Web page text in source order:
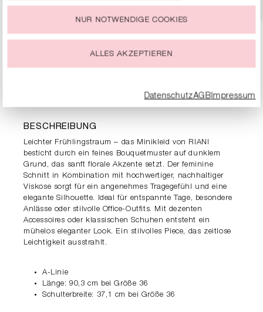
PRODUKTDETAILS
BESCHREIBUNG
Leichter Frühlingstraum – das Minikleid von RIANI
besticht durch ein feines Bouquetmuster auf dunklem
Grund, das sanft florale Akzente setzt. Der feminine
Schnitt in Kombination mit hochwertiger, nachhaltiger
Viskose sorgt für ein angenehmes Tragegefühl und eine
elegante Silhouette. Ideal für entspannte Tage, besondere
Anlässe oder stilvolle Office-Outfits. Mit dezenten
Accessoires oder klassischen Schuhen entsteht ein
mühelos eleganter Look. Ein stilvolles Piece, das zeitlose
Leichtigkeit ausstrahlt.
A-Linie
Länge: 90,3 cm bei Größe 36
Schulterbreite: 37,1 cm bei Größe 36
jeder Zeit ändern oder widerrufen.
NUR NOTWENDIGE COOKIES
ALLES AKZEPTIEREN
DatenschutzAGBImpressum